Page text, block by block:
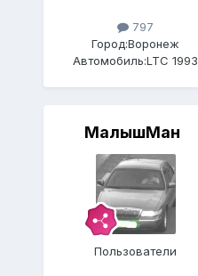
797
Город:Воронеж
Автомобиль:LTC 1993
МалышМан
Пользователи